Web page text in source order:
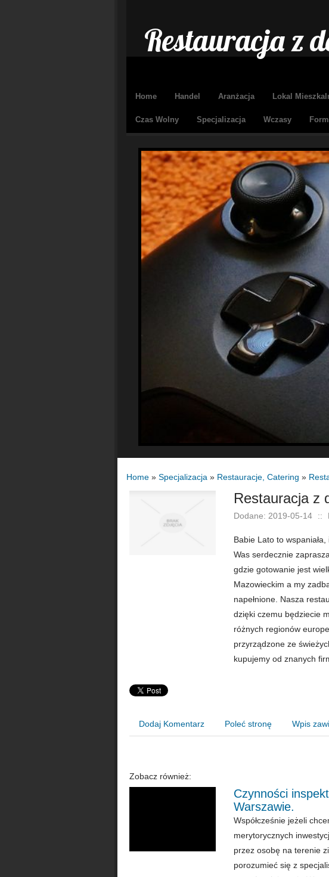
Restauracja z
Home Handel Aranżacja Lokal
Czas Wolny Specjalizacja Wczasy
Home » Specjalizacja » Restauracje, Catering »
Restauracja z
Dodane: 2019-05-14 ::
Babie Lato to
Was serdecznie
gdzie gotowanie jest
Mazowieckim a my
napełnione. Nasza
dzięki czemu będziecie
różnych regionów
przyrządzone ze
kupujemy od znanych
Dodaj Komentarz Poleć stronę Wpis
Zobacz również:
Czynności
Warszawie.
Współcześnie jeżeli
merytorycznych
przez osobę na terenie
porozumieć się z